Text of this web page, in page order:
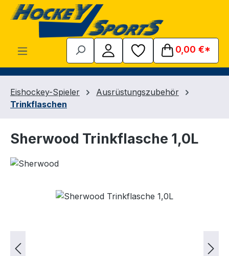
Zum Hauptinhalt springen
0,00 €*
Eishockey-Spieler
Ausrüstungszubehör
Trinkflaschen
Sherwood Trinkflasche 1,0L
Bildergalerie überspringen